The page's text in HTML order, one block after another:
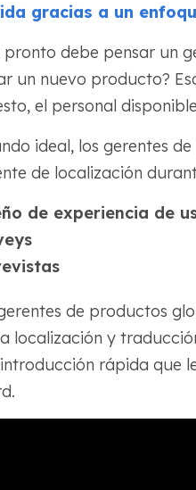
gracias a un
pronto debe pensar un
un nuevo producto?
el personal
ideal, los gerentes
de localización
de experiencia de
de productos
localización y
rápida que